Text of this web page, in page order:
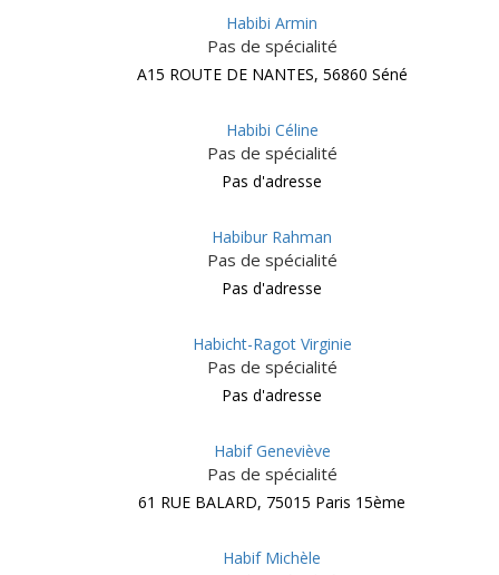
Habibi Armin
Pas de spécialité
A15 ROUTE DE NANTES, 56860 Séné
Habibi Céline
Pas de spécialité
Pas d'adresse
Habibur Rahman
Pas de spécialité
Pas d'adresse
Habicht-Ragot Virginie
Pas de spécialité
Pas d'adresse
Habif Geneviève
Pas de spécialité
61 RUE BALARD, 75015 Paris 15ème
Habif Michèle